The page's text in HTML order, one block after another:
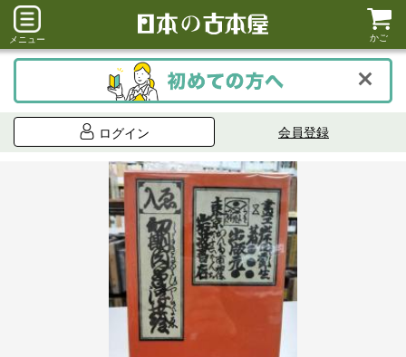
メニュー かご
ログイン 会員登録